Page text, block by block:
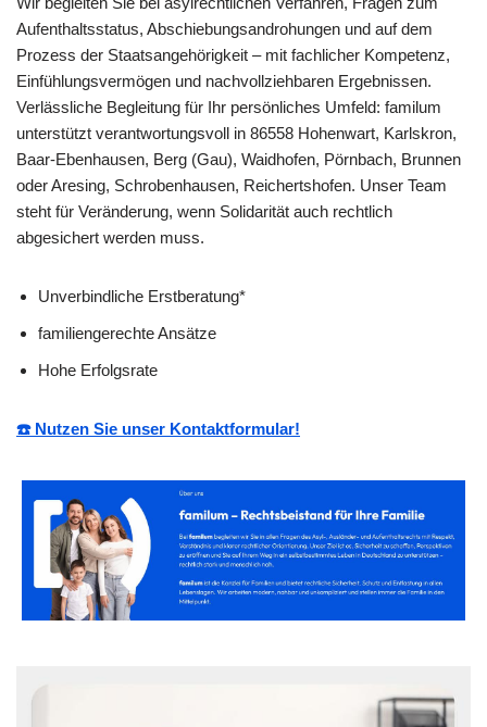
Aufenthaltsstatus, Abschiebungsandrohungen und auf dem
Prozess der Staatsangehörigkeit – mit fachlicher Kompetenz,
Einfühlungsvermögen und nachvollziehbaren Ergebnissen.
Verlässliche Begleitung für Ihr persönliches Umfeld: familum
unterstützt verantwortungsvoll in 86558 Hohenwart, Karlskron,
Baar-Ebenhausen, Berg (Gau), Waidhofen, Pörnbach, Brunnen
oder Aresing, Schrobenhausen, Reichertshofen. Unser Team
steht für Veränderung, wenn Solidarität auch rechtlich
abgesichert werden muss.
Unverbindliche Erstberatung*
familiengerechte Ansätze
Hohe Erfolgsrate
☎️ Nutzen Sie unser Kontaktformular!